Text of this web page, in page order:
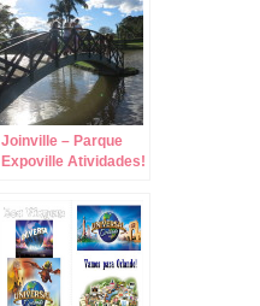
Joinville – Parque
Expoville Atividades!